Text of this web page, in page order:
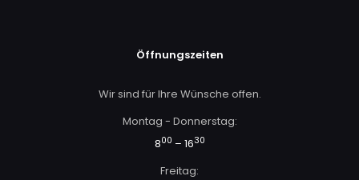
Öffnungszeiten
Wir sind für Ihre Wünsche offen.
Montag - Donnerstag:
800 – 1630
Freitag: